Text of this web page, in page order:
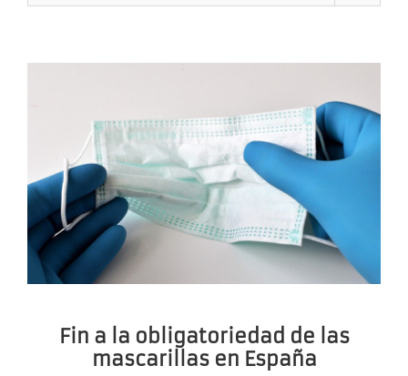
Fin a la obligatoriedad de las
mascarillas en España